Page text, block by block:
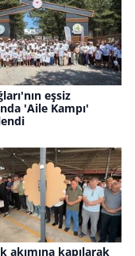
eşsiz
'Aile Kampı'
akımına kapılarak